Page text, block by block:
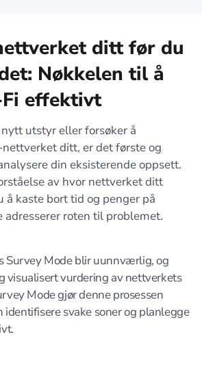
ditt før du
Nøkkelen til å
effektivt
utstyr eller forsøker å
ditt, er det første og
din eksisterende oppsett.
av hvor nettverket ditt
å kaste bort tid og penger på
adresserer roten til problemet.
Survey Mode blir uunnværlig, og
visualisert vurdering av nettverkets
Mode gjør denne prosessen
identifisere svake soner og planlegge